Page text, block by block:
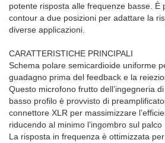
potente risposta alle frequenze basse. È
contour a due posizioni per adattare la
diverse applicazioni.
CARATTERISTICHE PRINCIPALI
Schema polare semicardioide uniforme
guadagno prima del feedback e la
Questo microfono frutto dell’ingegneria
basso profilo è provvisto di
connettore XLR per massimizzare
riducendo al minimo l’ingombro sul palco
La risposta in frequenza è ottimizzata